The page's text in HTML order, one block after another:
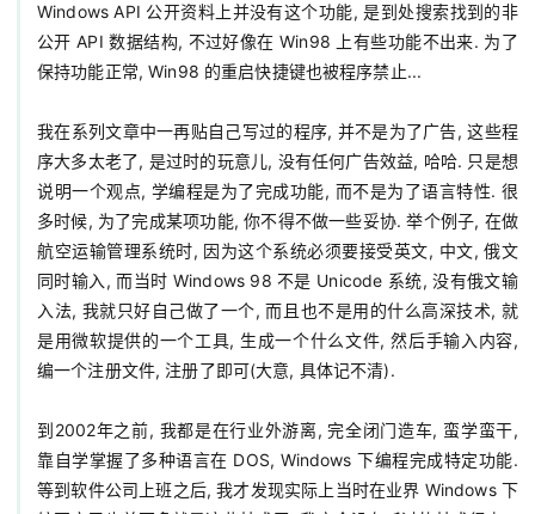
Windows API 公开资料上并没有这个功能, 是到处搜索找到的非
公开 API 数据结构, 不过好像在 Win98 上有些功能不出来. 为了
保持功能正常, Win98 的重启快捷键也被程序禁止...
我在系列文章中一再贴自己写过的程序, 并不是为了广告, 这些程
序大多太老了, 是过时的玩意儿, 没有任何广告效益, 哈哈. 只是想
说明一个观点, 学编程是为了完成功能, 而不是为了语言特性. 很
多时候, 为了完成某项功能, 你不得不做一些妥协. 举个例子, 在做
航空运输管理系统时, 因为这个系统必须要接受英文, 中文, 俄文
同时输入, 而当时 Windows 98 不是 Unicode 系统, 没有俄文输
入法, 我就只好自己做了一个, 而且也不是用的什么高深技术, 就
是用微软提供的一个工具, 生成一个什么文件, 然后手输入内容,
编一个注册文件, 注册了即可(大意, 具体记不清).
到2002年之前, 我都是在行业外游离, 完全闭门造车, 蛮学蛮干,
靠自学掌握了多种语言在 DOS, Windows 下编程完成特定功能.
等到软件公司上班之后, 我才发现实际上当时在业界 Windows 下